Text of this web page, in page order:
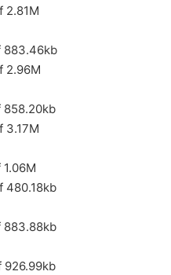
2.81M
883.46kb
2.96M
858.20kb
3.17M
480.18kb
883.88kb
926.99kb